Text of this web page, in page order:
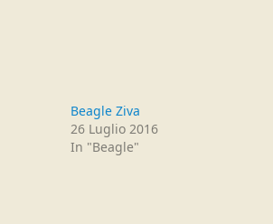
Beagle Ziva
26 Luglio 2016
In "Beagle"